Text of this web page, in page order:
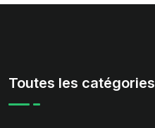
Toutes les catégories